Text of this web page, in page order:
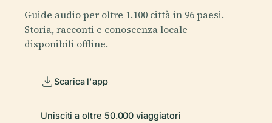
Guide audio per oltre 1.100 città in 96 paesi.
Storia, racconti e conoscenza locale —
disponibili offline.
Scarica l'app
Unisciti a oltre 50.000 viaggiatori